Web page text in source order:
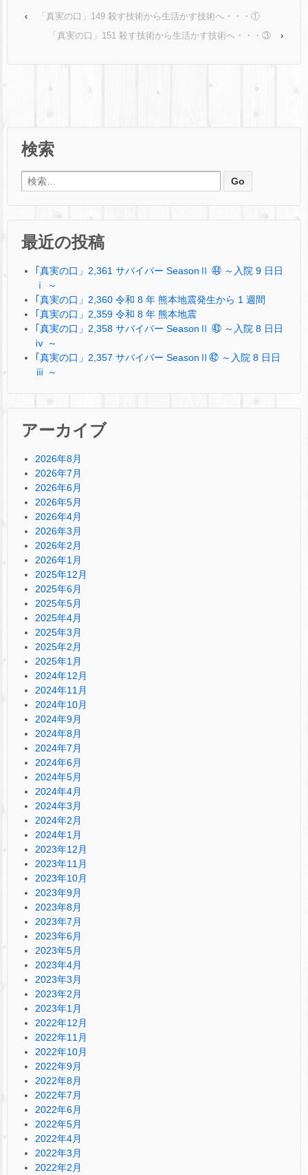
‹
「真実の口」149 殺す技術から生活かす技術へ・・・①
「真実の口」151 殺す技術から生活かす技術へ・・・③
›
検索
検索:
最近の投稿
｢真実の口」2,361 サバイバー SeasonⅡ ㊹ ～入院 9 日日
ⅰ ～
｢真実の口」2,360 令和 8 年 熊本地震発生から 1 週間
｢真実の口」2,359 令和 8 年 熊本地震
｢真実の口」2,358 サバイバー SeasonⅡ ㊸ ～入院 8 日日
ⅳ ～
｢真実の口」2,357 サバイバー SeasonⅡ㊷ ～入院 8 日日
ⅲ ～
アーカイブ
2026年8月
2026年7月
2026年6月
2026年5月
2026年4月
2026年3月
2026年2月
2026年1月
2025年12月
2025年6月
2025年5月
2025年4月
2025年3月
2025年2月
2025年1月
2024年12月
2024年11月
2024年10月
2024年9月
2024年8月
2024年7月
2024年6月
2024年5月
2024年4月
2024年3月
2024年2月
2024年1月
2023年12月
2023年11月
2023年10月
2023年9月
2023年8月
2023年7月
2023年6月
2023年5月
2023年4月
2023年3月
2023年2月
2023年1月
2022年12月
2022年11月
2022年10月
2022年9月
2022年8月
2022年7月
2022年6月
2022年5月
2022年4月
2022年3月
2022年2月